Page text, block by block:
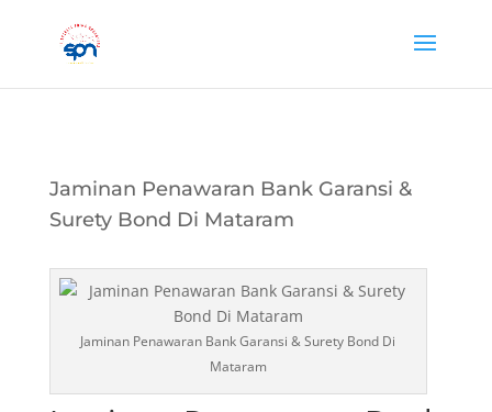
Jaminan Penawaran Bank Garansi &
Surety Bond Di Mataram
Jaminan Penawaran Bank Garansi & Surety Bond Di
Mataram